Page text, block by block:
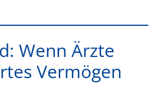
Wenn Ärzte
Vermögen